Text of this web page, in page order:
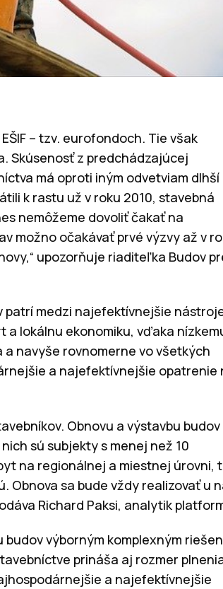
– tzv. eurofondoch. Tie však
Skúsenosť z predchádzajúcej
má oproti iným odvetviam dlhší
k rastu už v roku 2010, stavebná
nemôžeme dovoliť čakať na
možno očakávať prvé výzvy až v
upozorňuje riaditeľka Budov
patrí medzi najefektívnejšie
a lokálnu ekonomiku, vďaka
navyše rovnomerne vo všetkých
a najefektívnejšie opatrenie
Obnovu a výstavbu budov
sú subjekty s menej než 10
na regionálnej a miestnej úrovni,
Obnova sa bude vždy realizovať u
Richard Paksi, analytik
výborným komplexným
prináša aj rozmer
a najefektívnejšie